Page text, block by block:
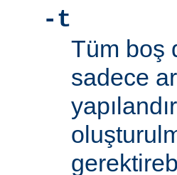
-t
Tüm boş
sadece